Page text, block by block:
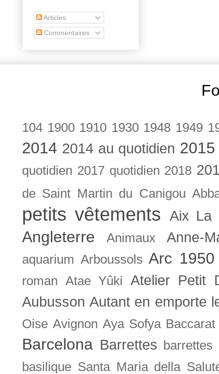
Articles
Commentaires
104 1900 1910 1930 1948 1949
2014 2014 au quotidien
quotidien 2017 quotidien 2018
de Saint Martin du Canigou
petits vêtements Aix La
Angleterre Animaux Anne-
aquarium Arboussols Arc 1950
roman Atae Yûki
Atelier Petit
Aubusson Autant en emporte
Oise Avignon Aya Sofya Baccarat
Barcelona Barrettes barrettes
basilique Santa Maria della